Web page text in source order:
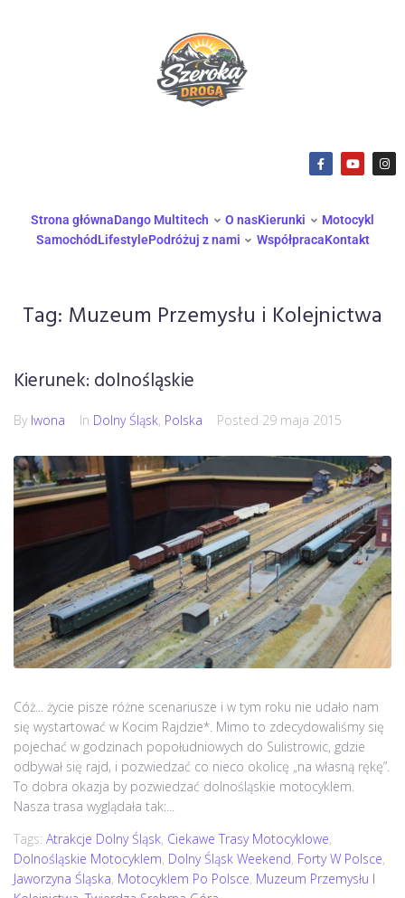
Strona głównaDango Multitech O nasKierunki
Motocykl
SamochódLifestylePodróżuj z nami WspółpracaKontakt
Tag: Muzeum Przemysłu i Kolejnictwa
Kierunek: dolnośląskie
By Iwona In Dolny Śląsk, Polska Posted 29 maja 2015
Cóż... życie pisze różne scenariusze i w tym roku nie udało nam
się wystartować w Kocim Rajdzie*. Mimo to zdecydowaliśmy się
pojechać w godzinach popołudniowych do Sulistrowic, gdzie
odbywał się rajd, i pozwiedzać co nieco okolicę „na własną rękę”.
To dobra okazja by pozwiedzać dolnośląskie motocyklem.
Nasza trasa wyglądała tak:...
Tags: Atrakcje Dolny Śląsk, Ciekawe Trasy Motocyklowe,
Dolnośląskie Motocyklem, Dolny Śląsk Weekend, Forty W Polsce,
Jaworzyna Śląska, Motocyklem Po Polsce, Muzeum Przemysłu I